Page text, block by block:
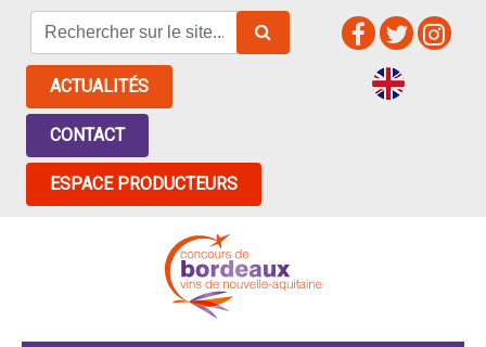
ACTUALITÉS
CONTACT
ESPACE PRODUCTEURS